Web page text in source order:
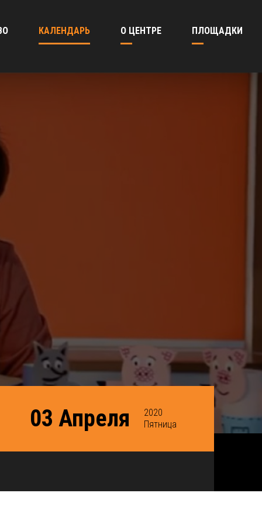
КАЛЕНДАРЬ О ЦЕНТРЕ ПЛОЩАДКИ
03 Апреля
2020
Пятница